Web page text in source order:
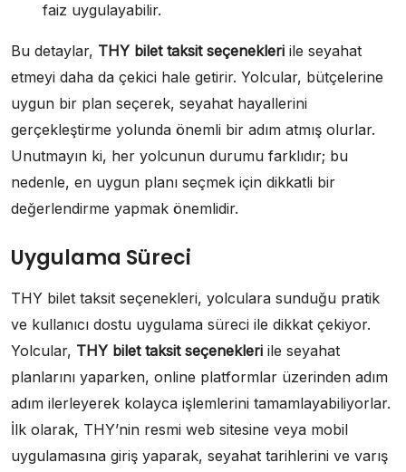
faiz uygulayabilir.
Bu detaylar, THY bilet taksit seçenekleri ile seyahat
etmeyi daha da çekici hale getirir. Yolcular, bütçelerine
uygun bir plan seçerek, seyahat hayallerini
gerçekleştirme yolunda önemli bir adım atmış olurlar.
Unutmayın ki, her yolcunun durumu farklıdır; bu
nedenle, en uygun planı seçmek için dikkatli bir
değerlendirme yapmak önemlidir.
Uygulama Süreci
THY bilet taksit seçenekleri, yolculara sunduğu pratik
ve kullanıcı dostu uygulama süreci ile dikkat çekiyor.
Yolcular, THY bilet taksit seçenekleri ile seyahat
planlarını yaparken, online platformlar üzerinden adım
adım ilerleyerek kolayca işlemlerini tamamlayabiliyorlar.
İlk olarak, THY’nin resmi web sitesine veya mobil
uygulamasına giriş yaparak, seyahat tarihlerini ve varış